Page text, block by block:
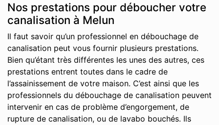
Nos prestations pour déboucher votre
canalisation à Melun
Il faut savoir qu’un professionnel en débouchage de
canalisation peut vous fournir plusieurs prestations.
Bien qu’étant très différentes les unes des autres, ces
prestations entrent toutes dans le cadre de
l’assainissement de votre maison. C’est ainsi que les
professionnels du débouchage de canalisation peuvent
intervenir en cas de problème d’engorgement, de
rupture de canalisation, ou de lavabo bouchés. Ils